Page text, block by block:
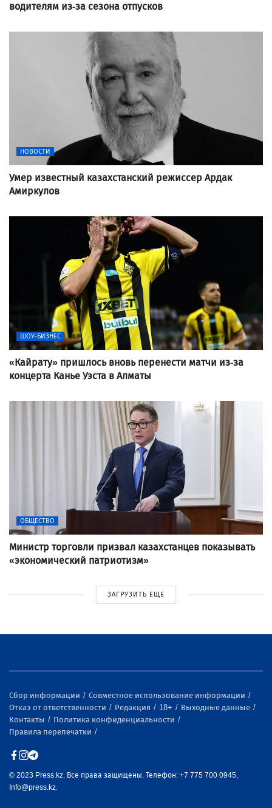
водителям из-за сезона отпусков
НОВОСТИ
Умер известный казахстанский режиссер Ардак
Амиркулов
ШОУ-БИЗНЕС
«Кайрату» пришлось вновь перенести матчи из-за
концерта Канье Уэста в Алматы
ОБЩЕСТВО
Министр торговли призвал казахстанцев показывать
«экономический патриотизм»
ЗАГРУЗИТЬ ЕЩЕ
Сбор информации
Совместное использование информации
Отказ от ответственности
Редакция 18+
Выходные данные
Контакты
Политика конфиденциальности
Правила перепечатки
© 2023 Press.kz. Все права защищены. Телефон: +7 775 700 0945,
Info@press.kz.